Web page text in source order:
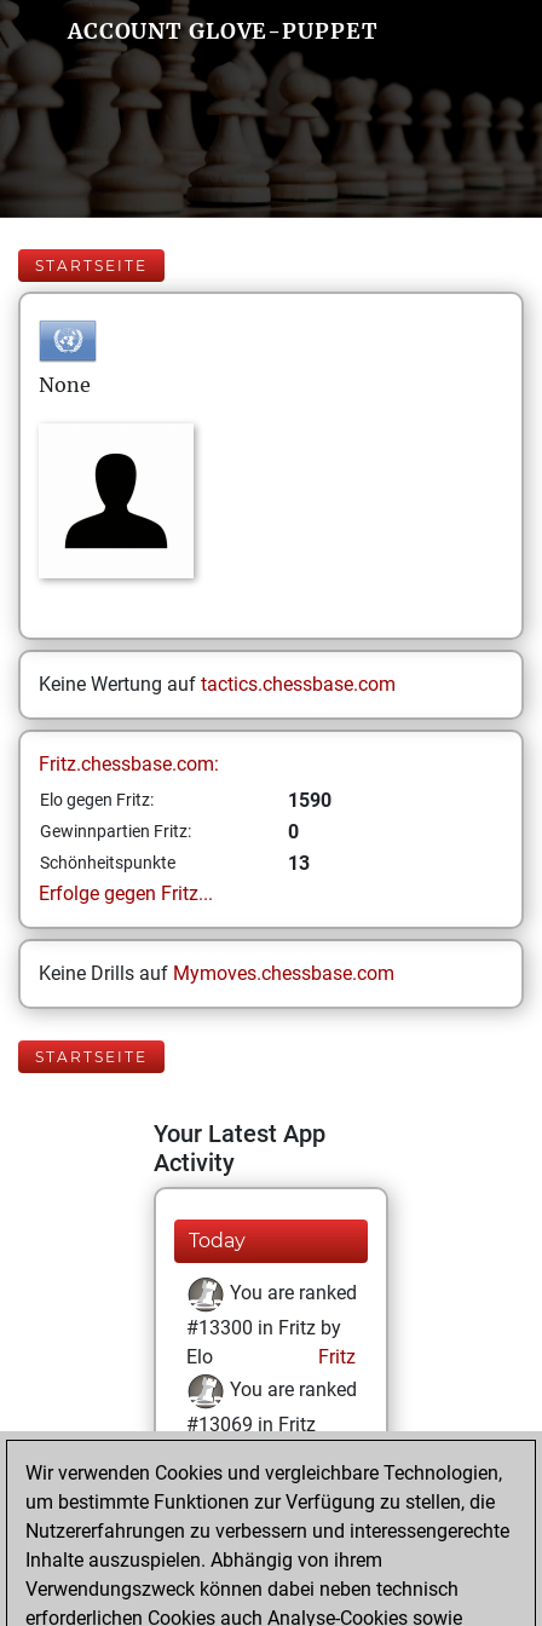
ACCOUNT GLOVE-PUPPET
STARTSEITE
None
Keine Wertung auf tactics.chessbase.com
Fritz.chessbase.com:
Elo gegen Fritz: 1590
Gewinnpartien Fritz: 0
Schönheitspunkte
13
Erfolge gegen Fritz...
Keine Drills auf Mymoves.chessbase.com
STARTSEITE
Your Latest App
Activity
Today
You are ranked
#13300 in Fritz by
Elo
Fritz
You are ranked
#13069 in Fritz
Mittwoch, März
16, 2022
You achieved a
BeautyScore of 13
Wir verwenden Cookies und vergleichbare Technologien,
um bestimmte Funktionen zur Verfügung zu stellen, die
Nutzererfahrungen zu verbessern und interessengerechte
Inhalte auszuspielen. Abhängig von ihrem
Verwendungszweck können dabei neben technisch
erforderlichen Cookies auch Analyse-Cookies sowie